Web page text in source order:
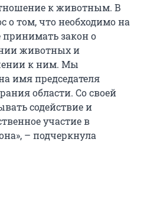
к животным. В
о том, что необходимо на
принимать закон о
животных и
к ним. Мы
имя председателя
области. Со своей
содействие и
участие в
– подчеркнула